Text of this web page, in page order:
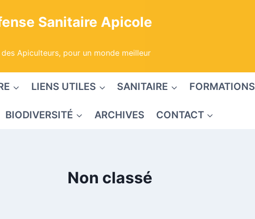
Sanitaire Apicole
Apiculteurs, pour un monde meilleur
LIENS UTILES SANITAIRE FORMATIONS
BIODIVERSITÉ ARCHIVES CONTACT
Non classé